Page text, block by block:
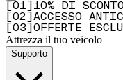
01
10% DI
02
ACCESSO
03 OFFERTE
Attrezza il tuo veicolo
Supporto